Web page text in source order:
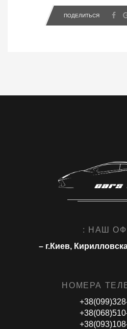
ПОДЕЛИТЬСЯ
: НАШ
– г.Киев,
НОМЕРА